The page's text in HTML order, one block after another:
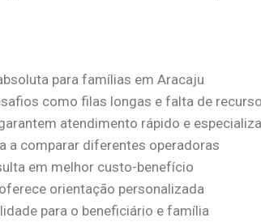
para famílias em Aracaju
como filas longas e falta de
atendimento rápido e
a comparar diferentes operadoras
em melhor custo-benefício
orientação personalizada
para o beneficiário e família